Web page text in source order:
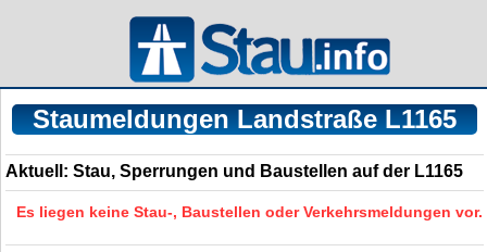
Staumeldungen Landstraße L1165
Aktuell: Stau, Sperrungen und Baustellen auf der L1165
Es liegen keine Stau-, Baustellen oder Verkehrsmeldungen vor.